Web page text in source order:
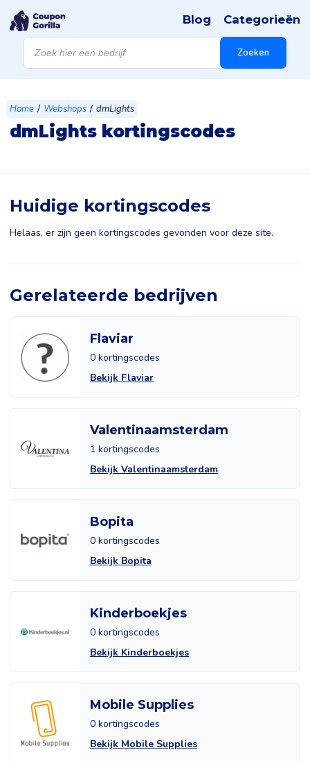
Products
search Zoeken
Blog Categorieën
Home / Webshops / dmLights
dmLights kortingscodes
Huidige kortingscodes
Helaas, er zijn geen kortingscodes gevonden voor deze site.
Gerelateerde bedrijven
Flaviar
0 kortingscodes
Bekijk Flaviar
Valentinaamsterdam
1 kortingscodes
Bekijk Valentinaamsterdam
Bopita
0 kortingscodes
Bekijk Bopita
Kinderboekjes
0 kortingscodes
Bekijk Kinderboekjes
Mobile Supplies
0 kortingscodes
Bekijk Mobile Supplies